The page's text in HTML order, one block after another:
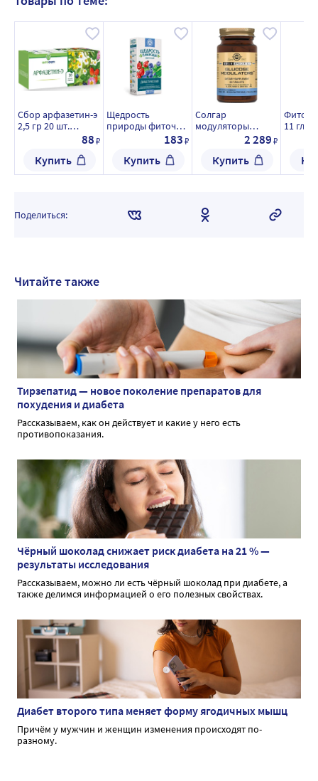
Сбор арфазетин-э
2,5 гр 20 шт.
фильтр-пакеты88₽
Купить
Щедрость
природы фиточай
диабетический 2
183₽
Купить
Солгар
модуляторы
глюкозы 60 шт.2 289₽
Купить
11
Поделиться:
Читайте также
Тирзепатид — новое поколение препаратов для
похудения и диабета
Рассказываем, как он действует и какие у него есть
противопоказания.
Чёрный шоколад снижает риск диабета на 21 % —
результаты исследования
Рассказываем, можно ли есть чёрный шоколад при диабете, а
также делимся информацией о его полезных свойствах.
Диабет второго типа меняет форму ягодичных мышц
Причём у мужчин и женщин изменения происходят по-
разному.